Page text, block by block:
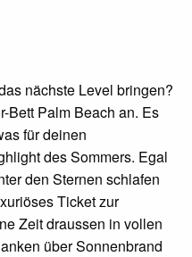
nächste Level bringen?
Bett Palm Beach an. Es
für deinen
des Sommers. Egal
den Sternen schlafen
Ticket zur
Zeit draussen in vollen
über Sonnenbrand